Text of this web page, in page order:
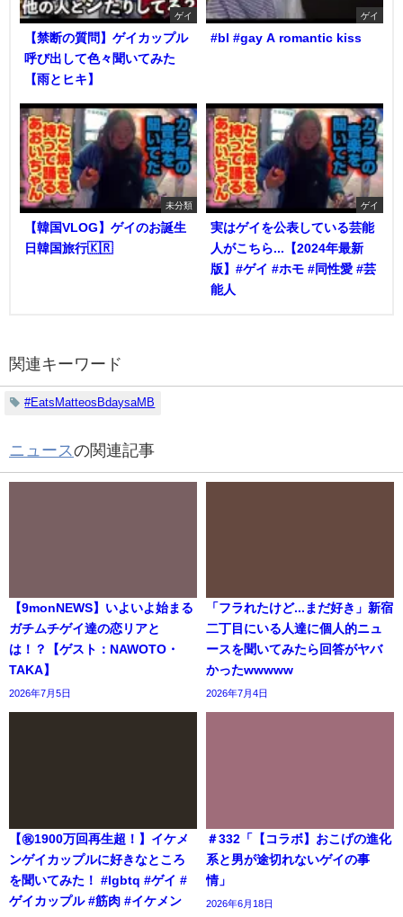
ゲイ
【禁断の質問】ゲイカップル
呼び出して色々聞いてみた
【雨とヒキ】
ゲイ
#bl #gay A romantic kiss
未分類
【韓国VLOG】ゲイのお誕生
日韓国旅行🇰🇷
ゲイ
実はゲイを公表している芸能
人がこちら...【2024年最新
版】#ゲイ #ホモ #同性愛 #芸
能人
関連キーワード
#EatsMatteosBdaysaMB
ニュースの関連記事
【9monNEWS】いよいよ始まる
ガチムチゲイ達の恋リアと
は！？【ゲスト：NAWOTO・
TAKA】
2026年7月5日
「フラれたけど...まだ好き」新宿
二丁目にいる人達に個人的ニュ
ースを聞いてみたら回答がヤバ
かったwwwww
2026年7月4日
【㊗️1900万回再生超！】イケメ
ンゲイカップルに好きなところ
を聞いてみた！ #lgbtq #ゲイ #
ゲイカップル #筋肉 #イケメン
＃332「【コラボ】おこげの進化
系と男が途切れないゲイの事
情」
2026年6月18日